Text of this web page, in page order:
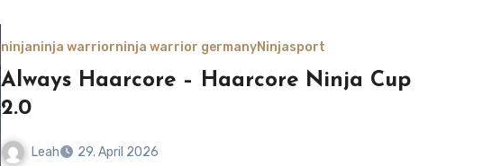
ninjaninja warriorninja warrior germanyNinjasport
Always Haarcore – Haarcore Ninja Cup
2.0
Leah 29. April 2026